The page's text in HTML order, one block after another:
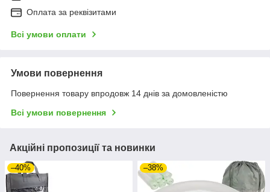
Оплата за реквізитами
Всі умови оплати
Умови повернення
Повернення товару впродовж 14 днів за домовленістю
Всі умови повернення
Акційні пропозиції та новинки
–40% –38%